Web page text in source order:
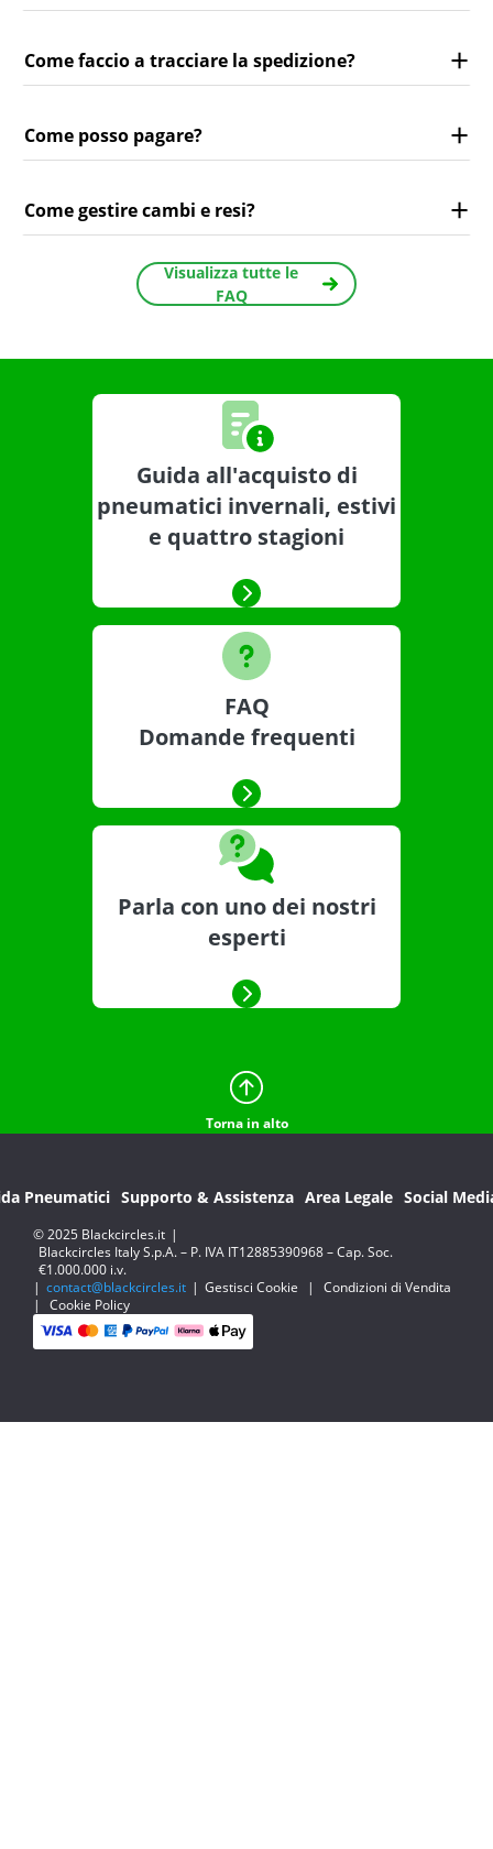
Come faccio a tracciare la spedizione?
Come posso pagare?
Come gestire cambi e resi?
Visualizza tutte le
FAQ
Guida all'acquisto di
pneumatici invernali, estivi
e quattro stagioni
FAQ
Domande frequenti
Parla con uno dei nostri
esperti
Torna in alto
Pneumatici Supporto & Assistenza Area Legale Social
© 2025 Blackcircles.it |
Blackcircles Italy S.p.A. – P. IVA IT12885390968 – Cap. Soc.
€1.000.000 i.v.
| contact@blackcircles.it | Gestisci Cookie |
Condizioni di Vendita
|
Cookie Policy